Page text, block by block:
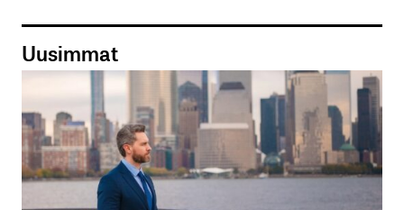
Uusimmat